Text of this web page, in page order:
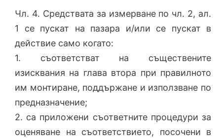
Чл. 4. Средствата за измерване по чл. 2, ал.
1 се пускат на пазара и/или се пускат в
действие само когато:
1. съответстват на съществените
изисквания на глава втора при правилното
им монтиране, поддържане и използване по
предназначение;
2. са приложени съответните процедури за
оценяване на съответствието, посочени в